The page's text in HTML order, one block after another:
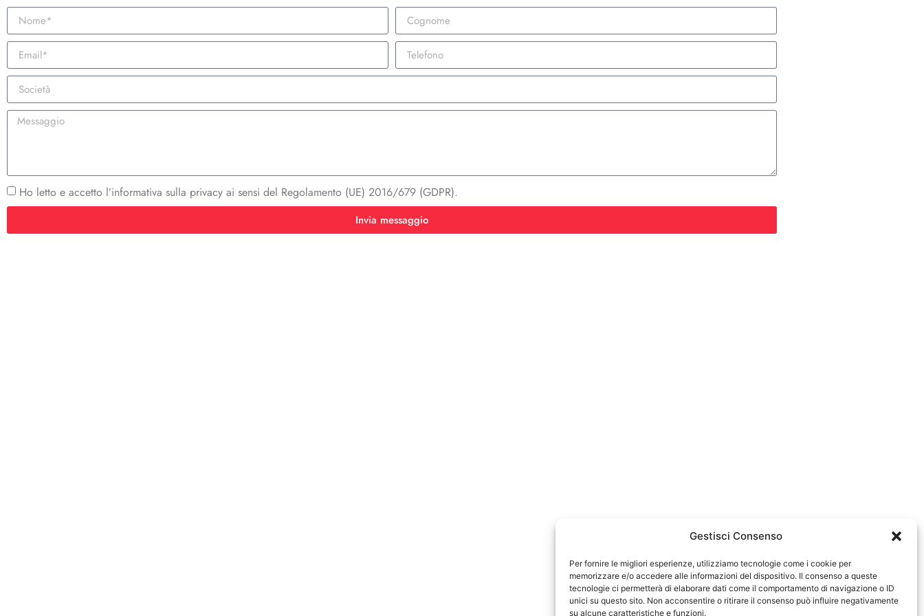
Gestisci Consenso
Per fornire le migliori esperienze, utilizziamo tecnologie come i cookie per
memorizzare e/o accedere alle informazioni del dispositivo. Il consenso a queste
tecnologie ci permetterà di elaborare dati come il comportamento di navigazione o ID
unici su questo sito. Non acconsentire o ritirare il consenso può influire negativamente
su alcune caratteristiche e funzioni.
Ho letto e accetto l’informativa sulla privacy ai sensi del Regolamento (UE) 2016/679 (GDPR).
Invia messaggio